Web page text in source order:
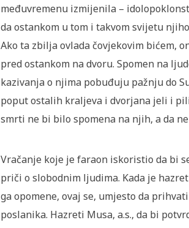
međuvremenu izmijenila –
da ostankom u tom i takvom svijetu
Ako ta zbilja ovlada čovjekovim bićem,
pred ostankom na dvoru. Spomen na
kazivanja o njima pobuđuju pažnju do
poput ostalih kraljeva i dvorjana jeli i
smrti ne bi bilo spomena na njih, a da
Vračanje koje je faraon iskoristio da bi
priči o slobodnim ljudima. Kada je
ga opomene, ovaj se, umjesto da
poslanika. Hazreti Musa, a.s., da bi